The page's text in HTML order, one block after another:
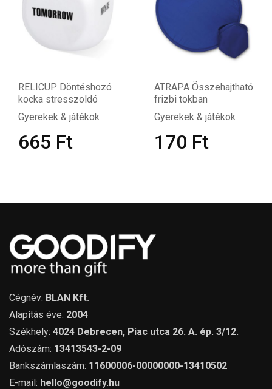
RELICUP Döntéshozó
kocka stresszoldó
Gyerekek & játékok
665 Ft
ATRAPA Összehajtható
frizbi tokban
Gyerekek & játékok
170 Ft
Cégnév: BLAN Kft.
Alapítás éve: 2004
Székhely: 4024 Debrecen, Piac utca 26. A. ép. 3/12.
Adószám: 13413543-2-09
Bankszámlaszám: 11600006-00000000-13410502
E-mail: hello@goodify.hu